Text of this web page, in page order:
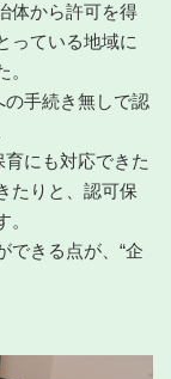
体から許可を得
っている地域に
の手続き無しで認
にも対応できた
たりと、認可保
できる点が、“企